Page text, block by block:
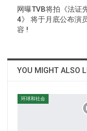
网曝TVB将拍《法证
4》 将于月底公布演
容 !
YOU MIGHT ALSO
环球和社会